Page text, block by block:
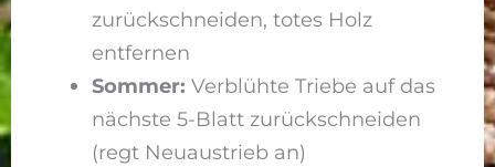
zurückschneiden, totes Holz
entfernen
Sommer: Verblühte Triebe auf das
nächste 5-Blatt zurückschneiden
(regt Neuaustrieb an)